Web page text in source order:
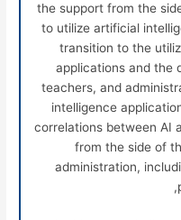
the support from the
to utilize artificial
transition to the
applications and the
teachers, and
intelligence
correlations between AI
from the side of
administration,